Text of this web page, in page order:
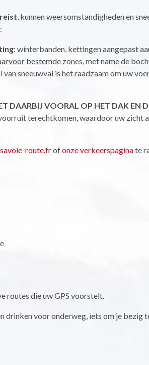
, kunnen weersomstandigheden en
: winterbanden, kettingen aangepast
bestemde zones, met name de
sneeuwval is het raadzaam om uw
DAARBIJ VOORAL OP HET DAK EN
terechtkomen, waardoor uw
savoie-route.frofonze verkeerspaginate
routes die uw GPS voorstelt.
drinken voor onderweg, iets om je bezig